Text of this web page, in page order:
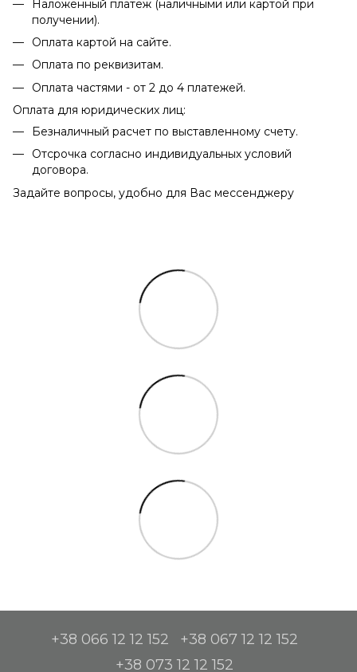
Наложенный платеж (наличными или картой при
получении).
Оплата картой на сайте.
Оплата по реквизитам.
Оплата частями - от 2 до 4 платежей.
Оплата для юридических лиц:
Безналичный расчет по выставленному счету.
Отсрочка согласно индивидуальных условий
договора.
Задайте вопросы, удобно для Вас мессенджеру
+38 066 12 12 152
+38 067 12 12 152
+38 073 12 12 152